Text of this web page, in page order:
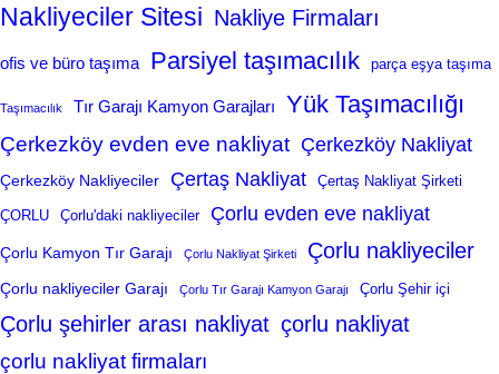
Nakliyeciler Sitesi Nakliye Firmaları
ofis ve büro taşıma Parsiyel taşımacılık parça eşya taşıma
Taşımacılık Tır Garajı Kamyon Garajları Yük Taşımacılığı
Çerkezköy evden eve nakliyat Çerkezköy Nakliyat
Çerkezköy Nakliyeciler Çertaş Nakliyat Çertaş Nakliyat Şirketi
ÇORLU Çorlu'daki nakliyeciler Çorlu evden eve nakliyat
Çorlu Kamyon Tır Garajı Çorlu Nakliyat Şirketi Çorlu nakliyeciler
Çorlu nakliyeciler Garajı Çorlu Tır Garajı Kamyon Garajı Çorlu Şehir içi
Çorlu şehirler arası nakliyat çorlu nakliyat
çorlu nakliyat firmaları